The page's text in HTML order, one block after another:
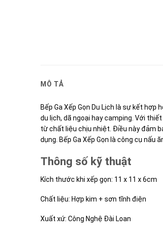
MÔ TẢ
Bếp Ga Xếp Gọn Du Lịch là sự kết
du lịch, dã ngoại hay camping. Với
từ chất liệu chịu nhiệt. Điều này đảm
dụng. Bếp Ga Xếp Gọn là công cụ nấu
Thông số kỹ thuật
Kích thước khi xếp gọn: 11 x 11 x 6cm
Chất liệu: Hợp kim + sơn tĩnh điện
Xuất xứ: Công Nghệ Đài Loan